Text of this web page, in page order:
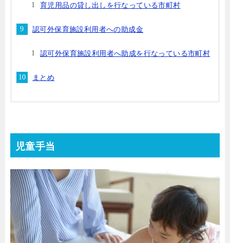
育児用品の貸し出しを行なっている市町村
認可外保育施設利用者への助成金
認可外保育施設利用者へ助成を行なっている市町村
まとめ
児童手当